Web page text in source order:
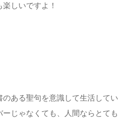
しいですよ！
ある聖句を意識して生活してい
じゃなくても、人間ならとても